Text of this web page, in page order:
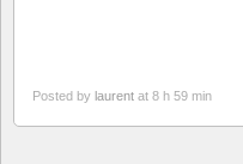
Posted by laurent at 8 h 59 min